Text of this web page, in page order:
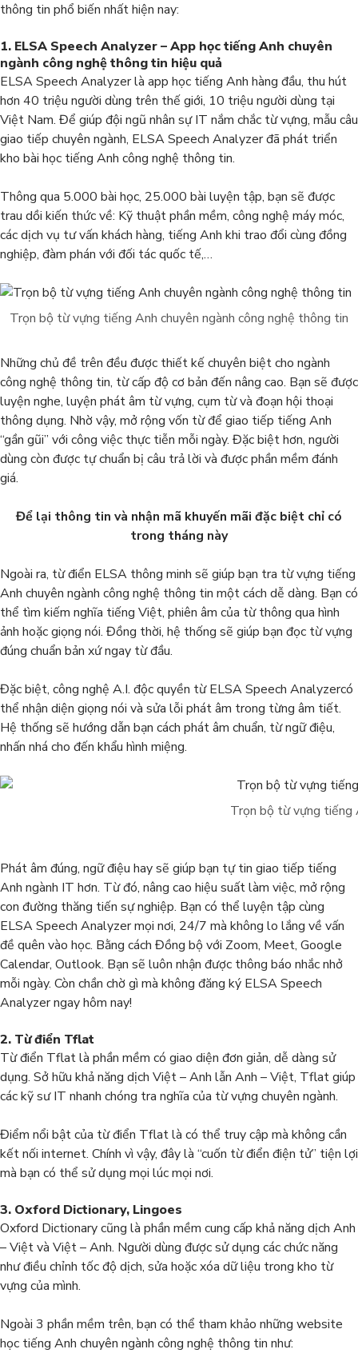
thông tin phổ biến nhất hiện nay:
1. ELSA Speech Analyzer – App học tiếng Anh chuyên
ngành công nghệ thông tin hiệu quả
ELSA Speech Analyzer là app học tiếng Anh hàng đầu, thu hút
hơn 40 triệu người dùng trên thế giới, 10 triệu người dùng tại
Việt Nam. Để giúp đội ngũ nhân sự IT nắm chắc từ vựng, mẫu câu
giao tiếp chuyên ngành, ELSA Speech Analyzer đã phát triển
kho bài học tiếng Anh công nghệ thông tin.
Thông qua 5.000 bài học, 25.000 bài luyện tập, bạn sẽ được
trau dồi kiến thức về: Kỹ thuật phần mềm, công nghệ máy móc,
các dịch vụ tư vấn khách hàng, tiếng Anh khi trao đổi cùng đồng
nghiệp, đàm phán với đối tác quốc tế,…
Trọn bộ từ vựng tiếng Anh chuyên ngành công nghệ thông tin
Những chủ đề trên đều được thiết kế chuyên biệt cho ngành
công nghệ thông tin, từ cấp độ cơ bản đến nâng cao. Bạn sẽ được
luyện nghe, luyện phát âm từ vựng, cụm từ và đoạn hội thoại
thông dụng. Nhờ vậy, mở rộng vốn từ để giao tiếp tiếng Anh
“gần gũi” với công việc thực tiễn mỗi ngày. Đặc biệt hơn, người
dùng còn được tự chuẩn bị câu trả lời và được phần mềm đánh
giá.
Để lại thông tin và nhận mã khuyến mãi đặc biệt chỉ có
trong tháng này
Ngoài ra, từ điển ELSA thông minh sẽ giúp bạn tra từ vựng tiếng
Anh chuyên ngành công nghệ thông tin một cách dễ dàng. Bạn có
thể tìm kiếm nghĩa tiếng Việt, phiên âm của từ thông qua hình
ảnh hoặc giọng nói. Đồng thời, hệ thống sẽ giúp bạn đọc từ vựng
đúng chuẩn bản xứ ngay từ đầu.
Đặc biệt, công nghệ A.I. độc quyền từ ELSA Speech Analyzercó
thể nhận diện giọng nói và sửa lỗi phát âm trong từng âm tiết.
Hệ thống sẽ hướng dẫn bạn cách phát âm chuẩn, từ ngữ điệu,
nhấn nhá cho đến khẩu hình miệng.
Trọn bộ từ vựng tiếng
Phát âm đúng, ngữ điệu hay sẽ giúp bạn tự tin giao tiếp tiếng
Anh ngành IT hơn. Từ đó, nâng cao hiệu suất làm việc, mở rộng
con đường thăng tiến sự nghiệp. Bạn có thể luyện tập cùng
ELSA Speech Analyzer mọi nơi, 24/7 mà không lo lắng về vấn
đề quên vào học. Bằng cách Đồng bộ với Zoom, Meet, Google
Calendar, Outlook. Bạn sẽ luôn nhận được thông báo nhắc nhở
mỗi ngày. Còn chần chờ gì mà không đăng ký ELSA Speech
Analyzer ngay hôm nay!
2. Từ điển Tflat
Từ điển Tflat là phần mềm có giao diện đơn giản, dễ dàng sử
dụng. Sở hữu khả năng dịch Việt – Anh lẫn Anh – Việt, Tflat giúp
các kỹ sư IT nhanh chóng tra nghĩa của từ vựng chuyên ngành.
Điểm nổi bật của từ điển Tflat là có thể truy cập mà không cần
kết nối internet. Chính vì vậy, đây là “cuốn từ điển điện tử” tiện lợi
mà bạn có thể sử dụng mọi lúc mọi nơi.
3. Oxford Dictionary, Lingoes
Oxford Dictionary cũng là phần mềm cung cấp khả năng dịch Anh
– Việt và Việt – Anh. Người dùng được sử dụng các chức năng
như điều chỉnh tốc độ dịch, sửa hoặc xóa dữ liệu trong kho từ
vựng của mình.
Ngoài 3 phần mềm trên, bạn có thể tham khảo những website
học tiếng Anh chuyên ngành công nghệ thông tin như: